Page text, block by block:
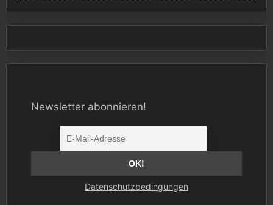
Newsletter abonnieren!
Datenschutzbedingungen